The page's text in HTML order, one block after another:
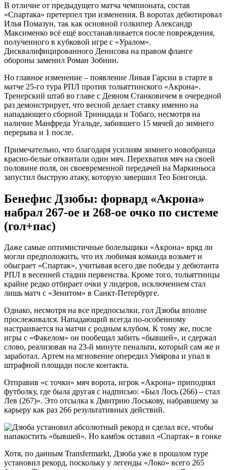
В отличие от предыдущего матча чемпионата, состав
«Спартака» претерпел три изменения. В воротах дебютировал
Илья Помазун, так как основной голкипер Александр
Максименко всё ещё восстанавливается после повреждения,
полученного в кубковой игре с «Уралом».
Дисквалифицированного Денисова на правом фланге
обороны заменил Роман Зобнин.
Но главное изменение – появление Ливая Гарсии в старте в
матче 25-го тура РПЛ против тольяттинского «Акрона».
Тренерский штаб во главе с Деяном Станковичем в очередной
раз демонстрирует, что весной делает ставку именно на
нападающего сборной Тринидада и Тобаго, несмотря на
наличие Манфреда Угальде, забившего 15 мячей до зимнего
перерыва и 1 после.
Примечательно, что благодаря усилиям зимнего новобранца
красно-белые отквитали один мяч. Перехватив мяч на своей
половине поля, он своевременной передачей на Маркиньоса
запустил быструю атаку, которую завершил Тео Бонгонда.
Бенефис Дзюбы: форвард «Акрона»
набрал 267-ое и 268-ое очко по системе
(гол+пас)
Даже самые оптимистичные болельщики «Акрона» вряд ли
могли предположить, что их любимая команда возьмет и
обыграет «Спартак», учитывая всего две победы у дебютанта
РПЛ в весенней стадии первенства. Кроме того, тольяттинцы
крайне редко отбирает очки у лидеров, исключением стал
лишь матч с «Зенитом» в Санкт-Петербурге.
Однако, несмотря на все предпосылки, гол Дзюбы вполне
прослеживался. Нападающий всегда по-особенному
настраивается на матчи с родным клубом. К тому же, после
игры с «Факелом» он пообещал забить «бывшей», и сдержал
слово, реализовав на 23-й минуте пенальти, который сам же и
заработал. Артем на мгновение опередил Умярова и упал в
штрафной площади после контакта.
Отправив «с точки» мяч ворота, игрок «Акрона» приподнял
футболку, где была другая с надписью: «Был Лось (266) – стал
Лев (267)». Это отсылка к Дмитрию Лоськову, набравшему за
карьеру как раз 266 результативных действий.
Хотя, по данным Transfermarkt, Дзюба уже в прошлом туре
установил рекорд, поскольку у легенды «Локо» всего 265